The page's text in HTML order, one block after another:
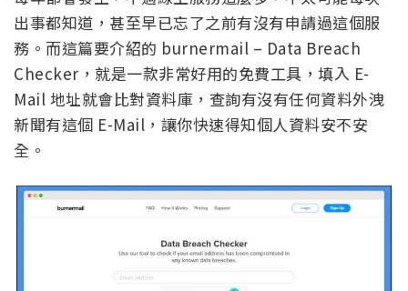
出事都知道，甚至早已忘了之前有沒有申請過這個服
務。而這篇要介紹的 burnermail – Data Breach
Checker，就是一款非常好用的免費工具，填入 E-
Mail 地址就會比對資料庫，查詢有沒有任何資料外洩
新聞有這個 E-Mail，讓你快速得知個人資料安不安
全。